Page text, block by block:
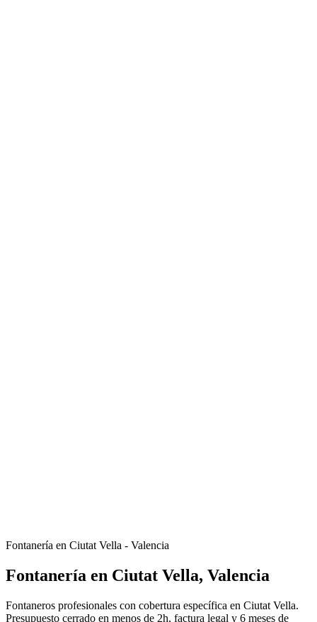
Fontanería en Ciutat Vella - Valencia
Fontanería en Ciutat Vella, Valencia
Fontaneros profesionales con cobertura específica en Ciutat Vella.
Presupuesto cerrado en menos de 2h, factura legal y 6 meses de